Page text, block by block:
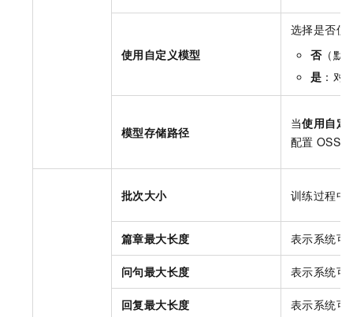
使用自定义模型
选择是否使
否（默
是 ：对
模型存储路径
当使用自定
配置 OSS
批次大小 训练过程中
篇章最大长度 表示系统可
问句最大长度 表示系统可
回复最大长度 表示系统可